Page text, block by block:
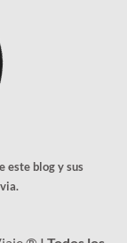
este blog y sus